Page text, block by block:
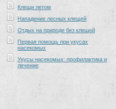
Клещи летом
Нападение лесных клещей
Отдых на природе без клещей
Первая помощь при укусах
насекомых
Укусы насекомых: профилактика и
лечение